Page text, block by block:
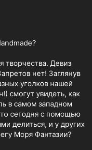
творчества. Девиз
нет! Заглянув
уголков нашей
смогут увидеть, как
в самом западном
сегодня с помощью
делиться, и у других
Моря Фантазии?